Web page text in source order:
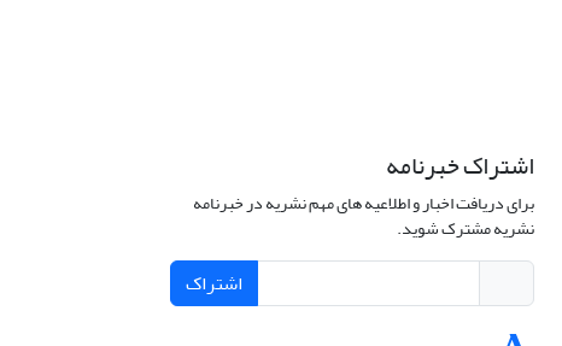
اشتراک خبرنامه
برای دریافت اخبار و اطلاعیه های مهم نشریه در خبرنامه
نشریه مشترک شوید.
اشتراک